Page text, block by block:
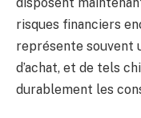
risques financiers
représente souvent
d’achat, et de tels
durablement les